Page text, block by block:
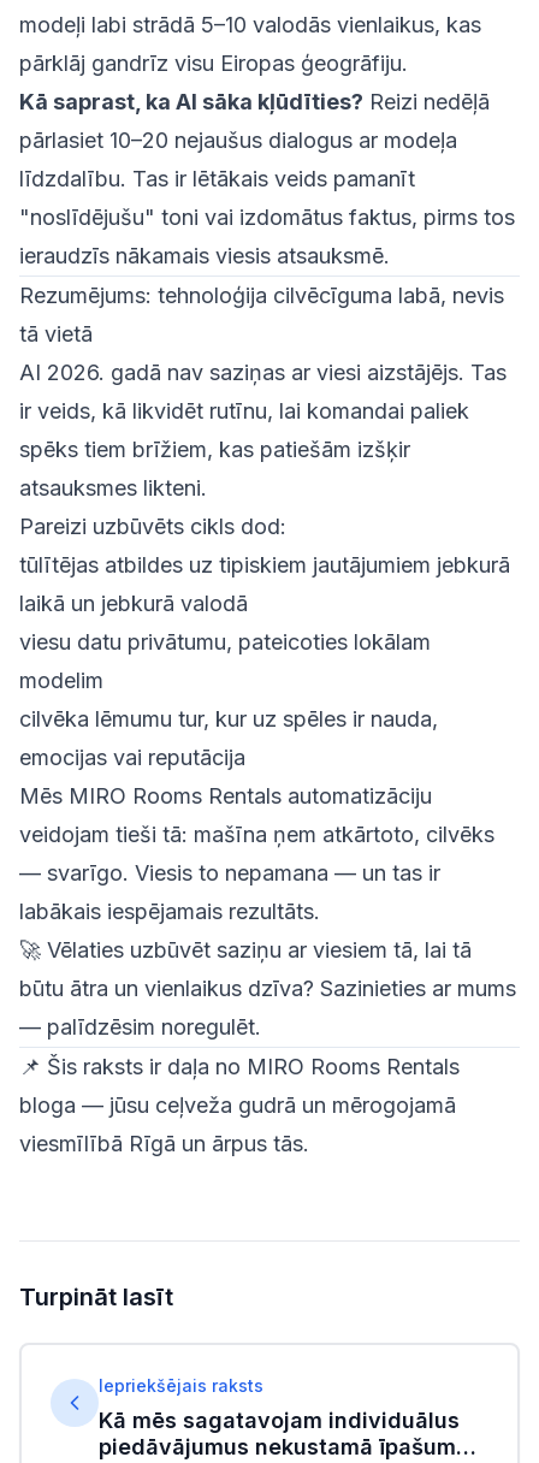
modeļi labi strādā 5–10 valodās vienlaikus, kas
pārklāj gandrīz visu Eiropas ģeogrāfiju.
Kā saprast, ka AI sāka kļūdīties? Reizi nedēļā
pārlasiet 10–20 nejaušus dialogus ar modeļa
līdzdalību. Tas ir lētākais veids pamanīt
"noslīdējušu" toni vai izdomātus faktus, pirms tos
ieraudzīs nākamais viesis atsauksmē.
Rezumējums: tehnoloģija cilvēcīguma labā, nevis
tā vietā
AI 2026. gadā nav saziņas ar viesi aizstājējs. Tas
ir veids, kā likvidēt rutīnu, lai komandai paliek
spēks tiem brīžiem, kas patiešām izšķir
atsauksmes likteni.
Pareizi uzbūvēts cikls dod:
tūlītējas atbildes uz tipiskiem jautājumiem jebkurā
laikā un jebkurā valodā
viesu datu privātumu, pateicoties lokālam
modelim
cilvēka lēmumu tur, kur uz spēles ir nauda,
emocijas vai reputācija
Mēs MIRO Rooms Rentals automatizāciju
veidojam tieši tā: mašīna ņem atkārtoto, cilvēks
— svarīgo. Viesis to nepamana — un tas ir
labākais iespējamais rezultāts.
🚀 Vēlaties uzbūvēt saziņu ar viesiem tā, lai tā
būtu ātra un vienlaikus dzīva? Sazinieties ar mums
— palīdzēsim noregulēt.
📌 Šis raksts ir daļa no MIRO Rooms Rentals
bloga — jūsu ceļveža gudrā un mērogojamā
viesmīlībā Rīgā un ārpus tās.
Turpināt lasīt
Iepriekšējais raksts
Kā mēs sagatavojam individuālus
piedāvājumus nekustamā īpašuma